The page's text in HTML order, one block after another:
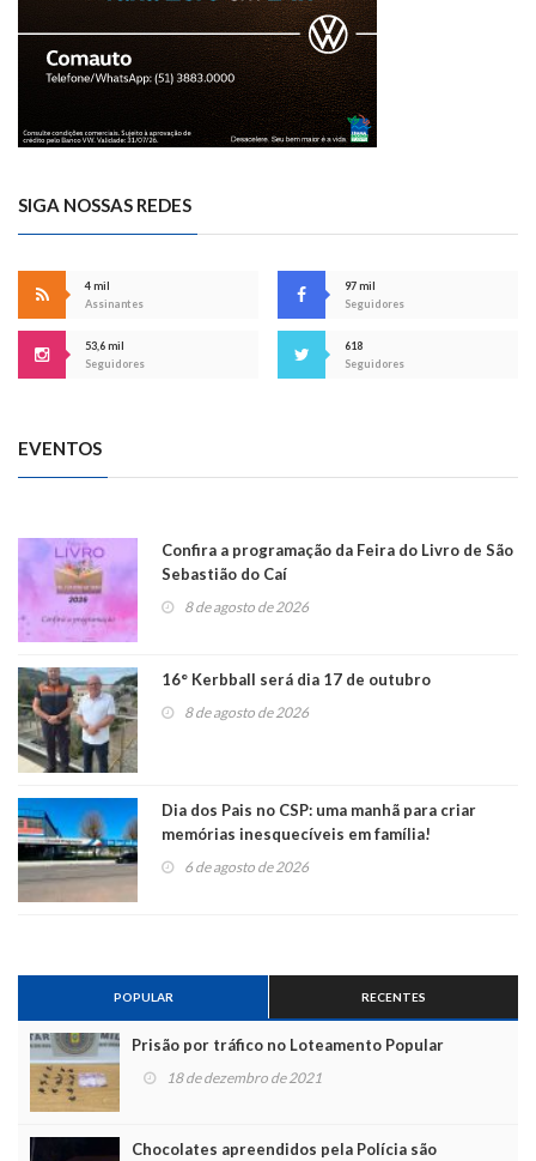
SIGA NOSSAS REDES
4 mil
Assinantes
97 mil
Seguidores
53,6 mil
Seguidores
618
Seguidores
EVENTOS
Confira a programação da Feira do Livro de São
Sebastião do Caí
8 de agosto de 2026
16° Kerbball será dia 17 de outubro
8 de agosto de 2026
Dia dos Pais no CSP: uma manhã para criar
memórias inesquecíveis em família!
6 de agosto de 2026
POPULAR RECENTES
Prisão por tráfico no Loteamento Popular
18 de dezembro de 2021
Chocolates apreendidos pela Polícia são